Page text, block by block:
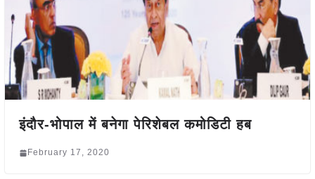
इंदौर-भोपाल में बनेगा पेरिशेबल कमोडिटी हब
February 17, 2020